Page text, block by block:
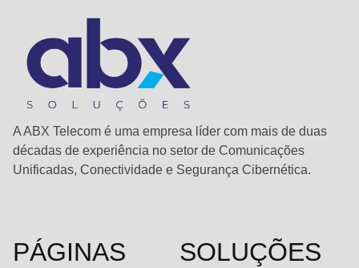
A ABX Telecom é uma empresa líder com mais de duas
décadas de experiência no setor de Comunicações
Unificadas, Conectividade e Segurança Cibernética.
PÁGINAS SOLUÇÕES